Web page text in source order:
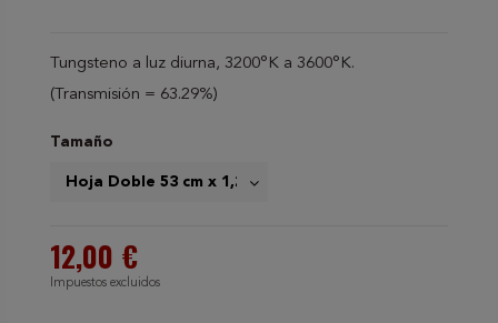
Tungsteno a luz diurna, 3200°K a 3600°K.
(Transmisión = 63.29%)
Tamaño
12,00 €
Impuestos excluidos